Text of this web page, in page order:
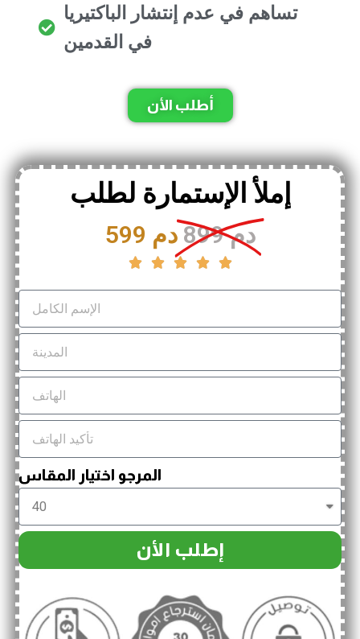
تساهم في عدم إنتشار الباكتيريا
في القدمين
أطلب الأن
إملأ الإستمارة لطلب
599 دم 899 دم
    
المرجو اختيار المقاس
إطلب الأن